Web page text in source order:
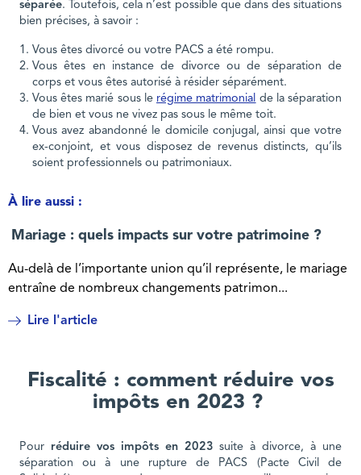
séparée. Toutefois, cela n’est possible que dans des situations
bien précises, à savoir :
Vous êtes divorcé ou votre PACS a été rompu.
Vous êtes en instance de divorce ou de séparation de
corps et vous êtes autorisé à résider séparément.
Vous êtes marié sous le régime matrimonial de la séparation
de bien et vous ne vivez pas sous le même toit.
Vous avez abandonné le domicile conjugal, ainsi que votre
ex-conjoint, et vous disposez de revenus distincts, qu’ils
soient professionnels ou patrimoniaux.
À lire aussi :
Mariage : quels impacts sur votre patrimoine ?
Au-delà de l’importante union qu’il représente, le mariage
entraîne de nombreux changements patrimon...
Lire l'article
Fiscalité : comment réduire vos
impôts en 2023 ?
Pour réduire vos impôts en 2023 suite à divorce, à une
séparation ou à une rupture de PACS (Pacte Civil de